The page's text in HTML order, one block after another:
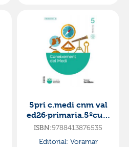
5pri c.medi cnm val
ed26·primaria.5ºcurs
o
ISBN:9788413876535
Editorial: Voramar